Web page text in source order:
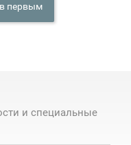
первым
и специальные